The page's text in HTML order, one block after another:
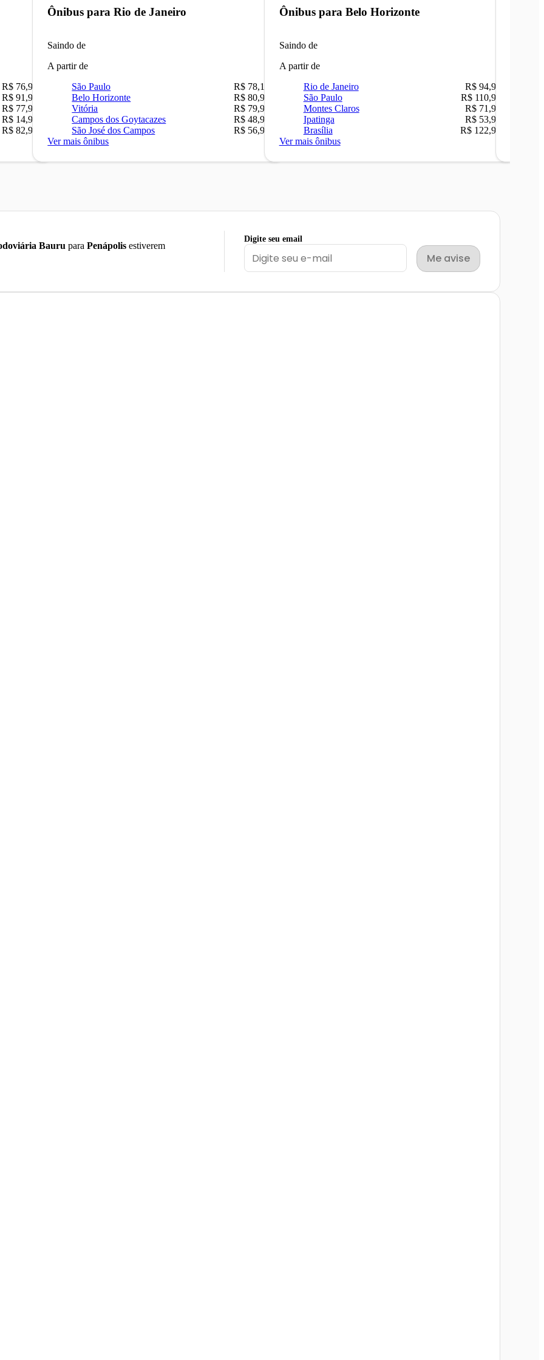
R$ 76,90
R$ 91,90
R$ 77,90
R$ 14,90
R$ 82,90
Ônibus paraRio de Janeiro
Saindo de
A partir de
São Paulo
R$ 78,16
Belo Horizonte
R$ 80,90
Vitória
R$ 79,90
Campos dos Goytacazes
R$ 48,90
São José dos Campos
R$ 56,90
Ver mais ônibus
Ônibus para Belo Horizonte
Saindo de
A partir de
Rio de Janeiro
R$ 94,90
São Paulo
R$ 110,90
Montes Claros
R$ 71,90
Ipatinga
R$ 53,90
Brasília
R$ 122,90
Ver mais ônibus
Bauru para Penápolis estiverem
Digite seu email
Me avise